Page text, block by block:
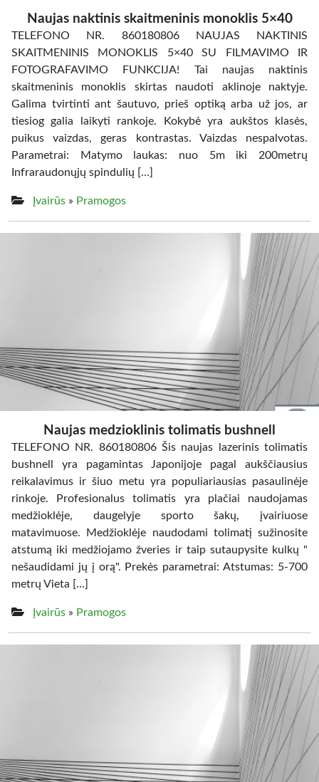
Naujas naktinis skaitmeninis monoklis 5×40
TELEFONO NR. 860180806 NAUJAS NAKTINIS
SKAITMENINIS MONOKLIS 5×40 SU FILMAVIMO IR
FOTOGRAFAVIMO FUNKCIJA! Tai naujas naktinis
skaitmeninis monoklis skirtas naudoti aklinoje naktyje.
Galima tvirtinti ant šautuvo, prieš optiką arba už jos, ar
tiesiog galia laikyti rankoje. Kokybė yra aukštos klasės,
puikus vaizdas, geras kontrastas. Vaizdas nespalvotas.
Parametrai: Matymo laukas: nuo 5m iki 200metrų
Infraraudonųjų spindulių […]
Įvairūs » Pramogos
Naujas medzioklinis tolimatis bushnell
TELEFONO NR. 860180806 Šis naujas lazerinis tolimatis
bushnell yra pagamintas Japonijoje pagal aukščiausius
reikalavimus ir šiuo metu yra populiariausias pasaulinėje
rinkoje. Profesionalus tolimatis yra plačiai naudojamas
medžioklėje, daugelyje sporto šakų, įvairiuose
matavimuose. Medžioklėje naudodami tolimatį sužinosite
atstumą iki medžiojamo žveries ir taip sutaupysite kulkų "
nešaudidami jų į orą". Prekės parametrai: Atstumas: 5-700
metrų Vieta […]
Įvairūs » Pramogos